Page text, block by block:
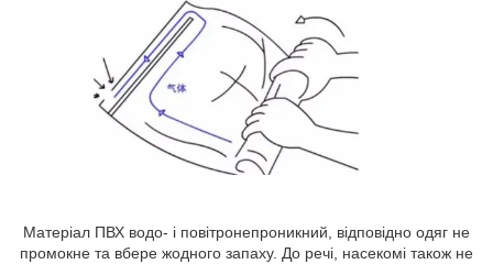
Матеріал ПВХ водо- і повітронепроникний, відповідно одяг не
промокне та вбере жодного запаху. До речі, насекомі також не